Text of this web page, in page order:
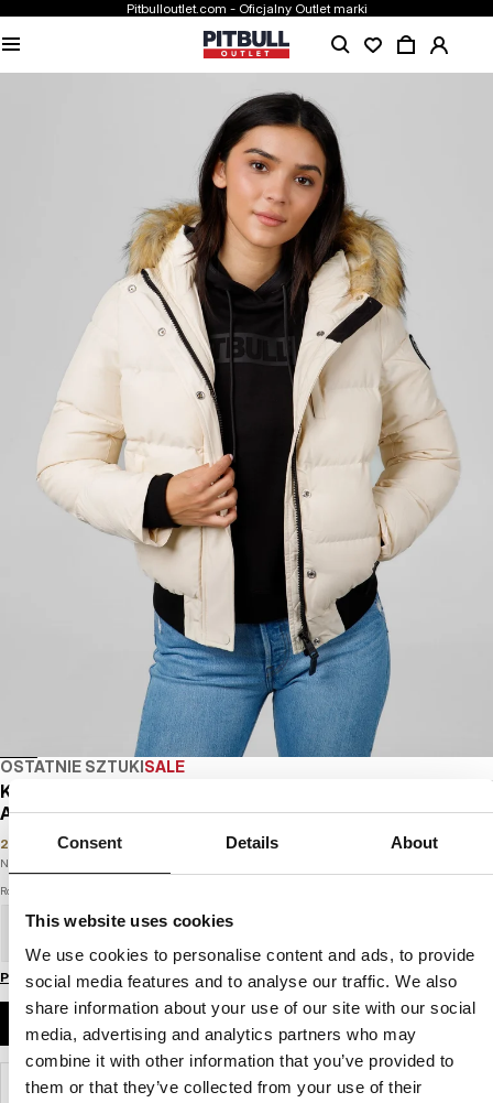
Consent Details About
This website uses cookies
We use cookies to personalise content and ads, to provide
social media features and to analyse our traffic. We also
share information about your use of our site with our social
media, advertising and analytics partners who may
combine it with other information that you’ve provided to
them or that they’ve collected from your use of their
Pitbulloutlet.com - Oficjalny Outlet marki
OSTATNIE SZTUKISALE
KURTKA ZIMOWA PIKOWANA Z KAPTUREM
AZALEA
219 349 PLN
Najniższa cena w okresie ostatnich 30 dni:
Rozmiar
Przewodnik po rozmiarach
DODAJ DO KOSZYKA
WYSYŁKA I ZWROTY